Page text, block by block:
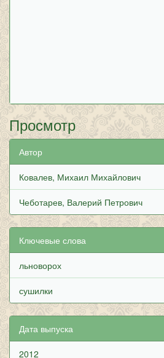
Просмотр
Автор
Ковалев, Михаил Михайлович
Чеботарев, Валерий Петрович
Ключевые слова
льноворох
сушилки
Дата выпуска
2012